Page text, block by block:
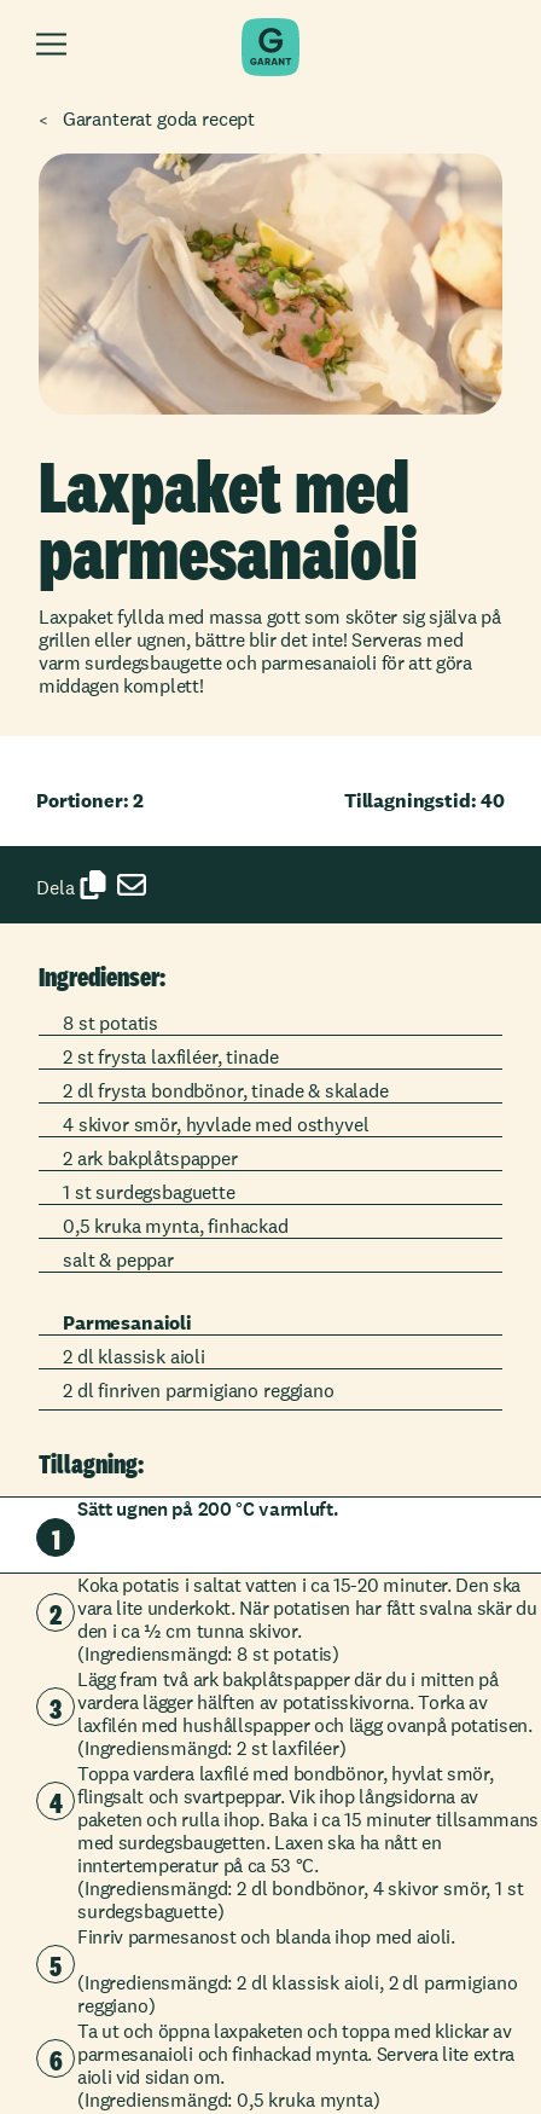
Garanterat goda recept
Laxpaket med
parmesanaioli
Laxpaket fyllda med massa gott som sköter sig själva på
grillen eller ugnen, bättre blir det inte! Serveras med
varm surdegsbaugette och parmesanaioli för att göra
middagen komplett!
Portioner: 2 Tillagningstid: 40
Dela
Ingredienser:
8 st potatis
2 st frysta laxfiléer, tinade
2 dl frysta bondbönor, tinade & skalade
4 skivor smör, hyvlade med osthyvel
2 ark bakplåtspapper
1 st surdegsbaguette
0,5 kruka mynta, finhackad
salt & peppar
Parmesanaioli
2 dl klassisk aioli
2 dl finriven parmigiano reggiano
Tillagning:
1
Sätt ugnen på 200 °C varmluft.
2
Koka potatis i saltat vatten i ca 15-20 minuter. Den ska
vara lite underkokt. När potatisen har fått svalna skär du
den i ca ½ cm tunna skivor.
(Ingrediensmängd: 8 st potatis)
3
Lägg fram två ark bakplåtspapper där du i mitten på
vardera lägger hälften av potatisskivorna. Torka av
laxfilén med hushållspapper och lägg ovanpå potatisen.
(Ingrediensmängd: 2 st laxfiléer)
4
Toppa vardera laxfilé med bondbönor, hyvlat smör,
flingsalt och svartpeppar. Vik ihop långsidorna av
paketen och rulla ihop. Baka i ca 15 minuter tillsammans
med surdegsbaugetten. Laxen ska ha nått en
inntertemperatur på ca 53 °C.
(Ingrediensmängd: 2 dl bondbönor, 4 skivor smör, 1 st
surdegsbaguette)
5
Finriv parmesanost och blanda ihop med aioli.
(Ingrediensmängd: 2 dl klassisk aioli, 2 dl parmigiano
reggiano)
6
Ta ut och öppna laxpaketen och toppa med klickar av
parmesanaioli och finhackad mynta. Servera lite extra
aioli vid sidan om.
(Ingrediensmängd: 0,5 kruka mynta)